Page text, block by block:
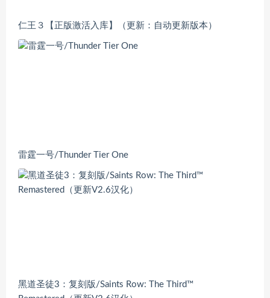
仁王３【正版激活入库】（更新：自动更新版本）
雷霆一号/Thunder Tier One
黑道圣徒3：复刻版/Saints Row: The Third™